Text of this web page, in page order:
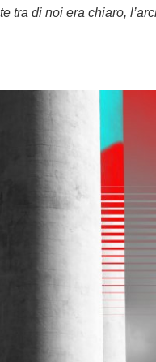
tra di noi era chiaro,